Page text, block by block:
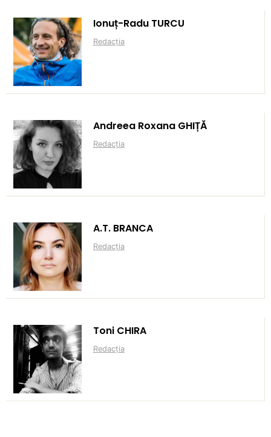
Ionuț-Radu TURCU
Redacția
Andreea Roxana GHIȚĂ
Redacția
A.T. BRANCA
Redacția
Toni CHIRA
Redacția